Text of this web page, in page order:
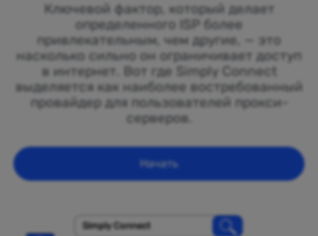
Ключевой фактор, который делает
определенного ISP более
привлекательным, чем другие, — это
насколько сильно он ограничивает доступ
в интернет. Вот где Simply Connect
выделяется как наиболее востребованный
провайдер для пользователей прокси-
серверов.
Начать
Simply Connect